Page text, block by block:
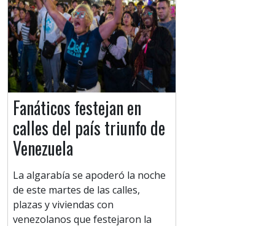
Fanáticos festejan en
calles del país triunfo de
Venezuela
La algarabía se apoderó la noche
de este martes de las calles,
plazas y viviendas con
venezolanos que festejaron la